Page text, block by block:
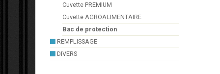
Cuvette PREMIUM
Cuvette AGROALIMENTAIRE
Bac de protection
REMPLISSAGE
DIVERS